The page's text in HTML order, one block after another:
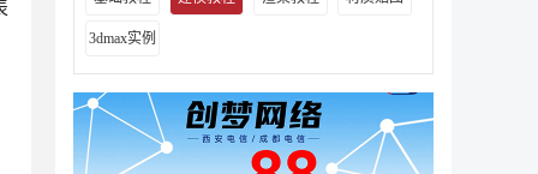
3dmax实例